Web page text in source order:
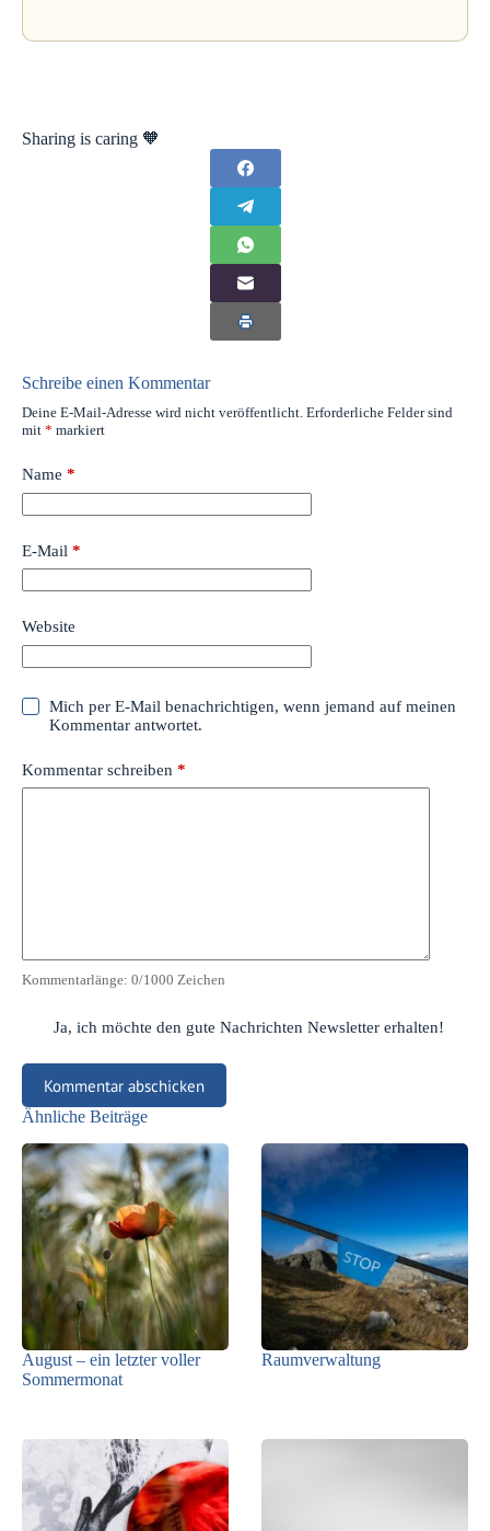
Sharing is caring 🧡
Schreibe einen Kommentar
Deine E-Mail-Adresse wird nicht veröffentlicht. Erforderliche Felder sind
mit * markiert
Name *
E-Mail *
Website
Mich per E-Mail benachrichtigen, wenn jemand auf meinen
Kommentar antwortet.
Kommentar schreiben *
Kommentarlänge: 0/1000 Zeichen
Ja, ich möchte den gute Nachrichten Newsletter erhalten!
Kommentar abschicken
Ähnliche Beiträge
August – ein letzter voller
Sommermonat
Raumverwaltung